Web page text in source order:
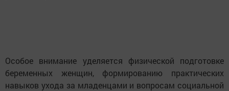
Особое внимание уделяется физической подготовке
беременных женщин, формированию практических
навыков ухода за младенцами и вопросам социальной